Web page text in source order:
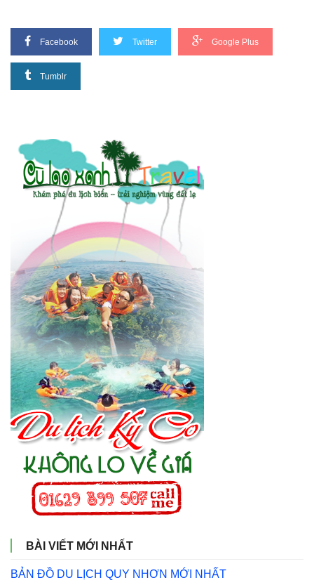
Facebook Twitter Google Plus
Tumblr
BÀI VIẾT MỚI NHẤT
BẢN ĐỒ DU LỊCH QUY NHƠN MỚI NHẤT